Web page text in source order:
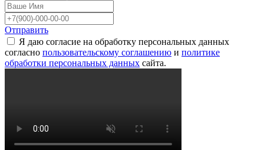
Отправить
Я даю согласие на обработку персональных данных
согласно пользовательскому соглашению и политике
обработки персональных данных сайта.